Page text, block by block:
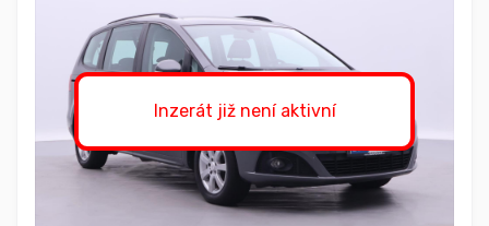
Inzerát již není aktivní